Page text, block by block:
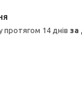
протягом 14 днів за